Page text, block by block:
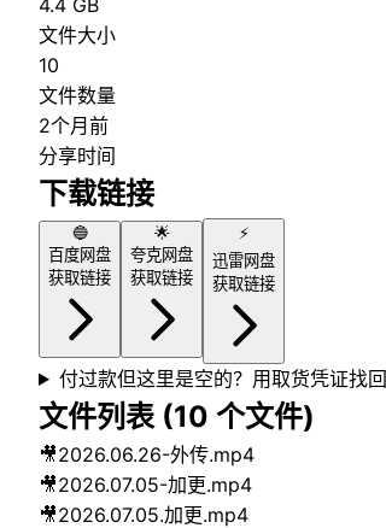
4.4 GB
文件大小
10
文件数量
2个月前
分享时间
下载链接
🔵
百度网盘
获取链接
🌟
夸克网盘
获取链接
⚡
迅雷网盘
获取链接
付过款但这里是空的？用取货凭证找回
文件列表 (10 个文件)
🎥2026.06.26-外传.mp4
🎥2026.07.05-加更.mp4
🎥2026.07.05.加更.mp4